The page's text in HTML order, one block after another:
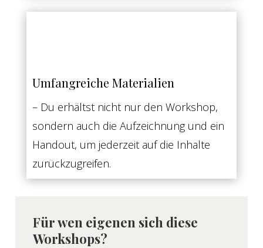
Umfangreiche Materialien
– Du erhältst nicht nur den Workshop,
sondern auch die Aufzeichnung und ein
Handout, um jederzeit auf die Inhalte
zurückzugreifen.
Für wen eigenen sich diese
Workshops?